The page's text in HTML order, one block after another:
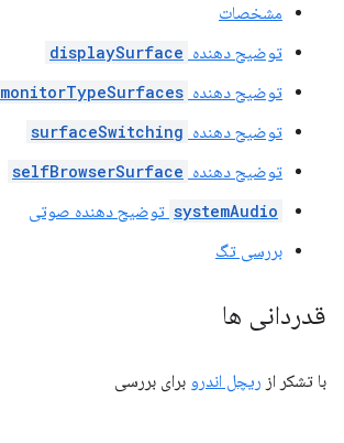
مشخصات
توضیح دهنده displaySurface
توضیح دهنده monitorTypeSurfaces
توضیح دهنده surfaceSwitching
توضیح دهنده selfBrowserSurface
systemAudio توضیح دهنده صوتی
بررسی تگ
قدردانی ها
با تشکر از ریچل اندرو برای بررسی